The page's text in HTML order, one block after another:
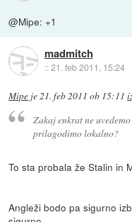
@Mipe: +1
madmitch
::21. feb 2011, 15:24
Mipe je21. feb 2011 ob 15:11
Zakaj enkrat ne
prilagodimo lokalno?
To sta probala že Stalin in
Angleži bodo pa sigurno